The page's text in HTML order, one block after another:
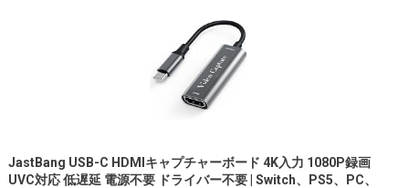
JastBang USB-C HDMIキャプチャーボード 4K入力 1080P録画
UVC対応 低遅延 電源不要 ドライバー不要 | Switch、PS5、PC、